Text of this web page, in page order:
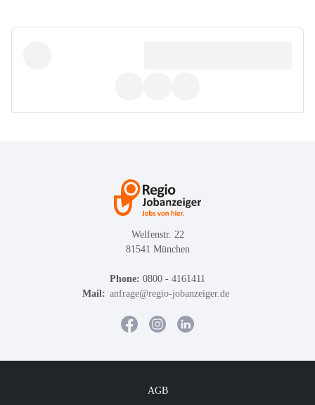
Welfenstr. 22
81541 München
Phone: 0800 - 4161411
Mail: anfrage@regio-jobanzeiger.de
AGB